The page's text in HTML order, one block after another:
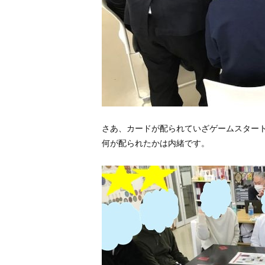
さあ、カードが配られていざゲームスター
何が配られたかは内緒です。